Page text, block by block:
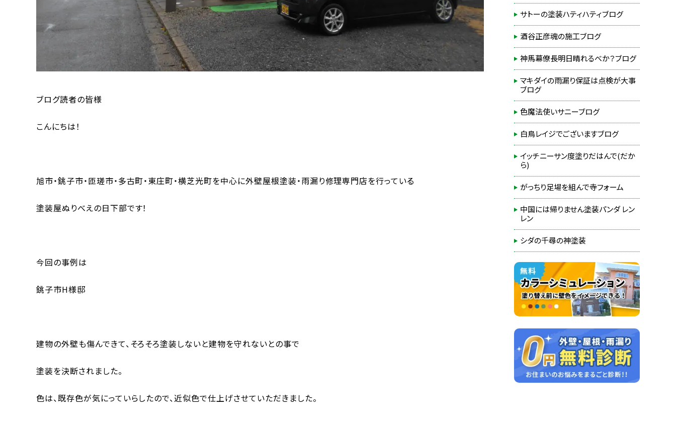
ブログ読者の皆様
こんにちは！
旭市・銚子市・匝瑳市・多古町・東庄町・横芝光町を中心に外壁屋根塗装・雨漏り修理専門店を行っている
塗装屋ぬりべえの日下部です！
今回の事例は
銚子市H様邸
建物の外壁も傷んできて、そろそろ塗装しないと建物を守れないとの事で
塗装を決断されました。
色は、既存色が気にっていらしたので、近似色で仕上げさせていただきました。
サトーの塗装ハティハティブログ
酒谷正彦魂の施工ブログ
神馬幕僚長明日晴れるべか？ブログ
マキダイの雨漏り保証は点検が大事
ブログ
色魔法使いサニーブログ
白鳥レイジでございますブログ
イッチニーサン度塗りだはんで(だか
ら)
がっちり足場を組んで寺フォーム
中国には帰りません塗装パンダ レン
レン
シダの千尋の神塗装